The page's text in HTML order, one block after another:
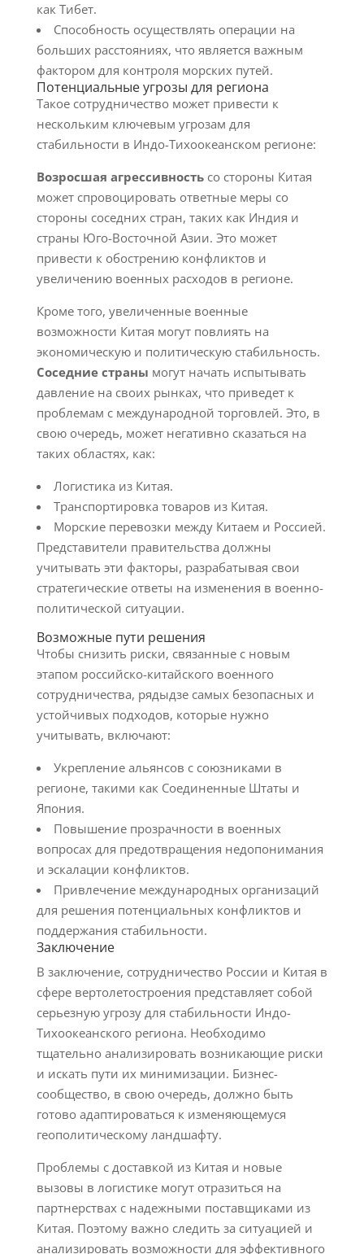
как Тибет.
Способность осуществлять операции на
больших расстояниях, что является важным
фактором для контроля морских путей.
Потенциальные угрозы для региона
Такое сотрудничество может привести к
нескольким ключевым угрозам для
стабильности в Индо-Тихоокеанском регионе:
Возросшая агрессивностьсо стороны Китая
может спровоцировать ответные меры со
стороны соседних стран, таких как Индия и
страны Юго-Восточной Азии. Это может
привести к обострению конфликтов и
увеличению военных расходов в регионе.
Кроме того, увеличенные военные
возможности Китая могут повлиять на
экономическую и политическую стабильность.
Соседние страны могут начать испытывать
давление на своих рынках, что приведет к
проблемам с международной торговлей. Это, в
свою очередь, может негативно сказаться на
таких областях, как:
Логистика из Китая.
Транспортировка товаров из Китая.
Морские перевозки между Китаем и Россией.
Представители правительства должны
учитывать эти факторы, разрабатывая свои
стратегические ответы на изменения в военно-
политической ситуации.
Возможные пути решения
Чтобы снизить риски, связанные с новым
этапом российско-китайского военного
сотрудничества, рядыдзе самых безопасных и
устойчивых подходов, которые нужно
учитывать, включают:
Укрепление альянсов с союзниками в
регионе, такими как Соединенные Штаты и
Япония.
Повышение прозрачности в военных
вопросах для предотвращения недопонимания
и эскалации конфликтов.
Привлечение международных организаций
для решения потенциальных конфликтов и
поддержания стабильности.
Заключение
В заключение, сотрудничество России и Китая в
сфере вертолетостроения представляет собой
серьезную угрозу для стабильности Индо-
Тихоокеанского региона. Необходимо
тщательно анализировать возникающие риски
и искать пути их минимизации. Бизнес-
сообщество, в свою очередь, должно быть
готово адаптироваться к изменяющемуся
геополитическому ландшафту.
Проблемы с доставкой из Китая и новые
вызовы в логистике могут отразиться на
партнерствах с надежными поставщиками из
Китая. Поэтому важно следить за ситуацией и
анализировать возможности для эффективного